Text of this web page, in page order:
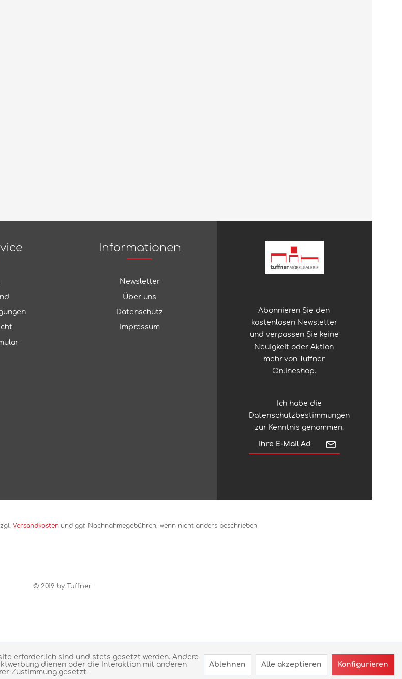
Informationen
Newsletter
Über uns
Datenschutz
Impressum
Abonnieren Sie den
kostenlosen Newsletter
und verpassen Sie keine
Neuigkeit oder Aktion
mehr von Tuffner
Onlineshop.
Ich habe die
Datenschutzbestimmungen
zur Kenntnis genommen.
Versandkostenund ggf. Nachnahmegebühren, wenn nicht anders beschrieben
© 2019 by Tuffner
erforderlich sind und stets gesetzt werden. Andere
dienen oder die Interaktion mit anderen
Zustimmung gesetzt.
Ablehnen Alle akzeptieren Konfigurieren